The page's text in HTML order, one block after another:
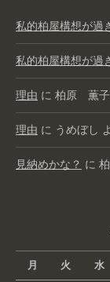
私的柏屋構想が過
私的柏屋構想が過
理由 に 柏原 薫子
理由 に うめぼし
見納めかな？ に
月 火 水